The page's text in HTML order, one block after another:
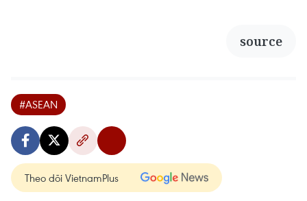
source
#ASEAN
Theo dõi VietnamPlus